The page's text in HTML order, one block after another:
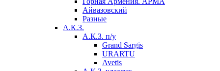
Айвазовский
Разные
А.К.З.
А.К.З. п/у
Grand Sargis
URARTU
Avetis